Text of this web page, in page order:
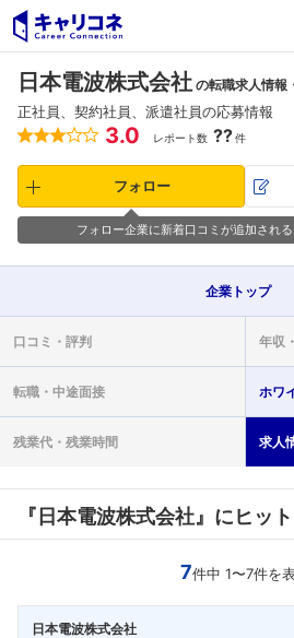
日本電波株式会社 の転職求人情報
正社員、契約社員、派遣社員の応募情報
3.0 レポート数 ??件
フォロー
フォロー企業に新着口コミが追加され
企業 トップ
口コミ・ 評判 年収・
転職・ 中途面接 ホワ
残業代・ 残業時間 求人
『日本電波株式会社』にヒッ
7件中 1〜7件を
日本電波株式会社